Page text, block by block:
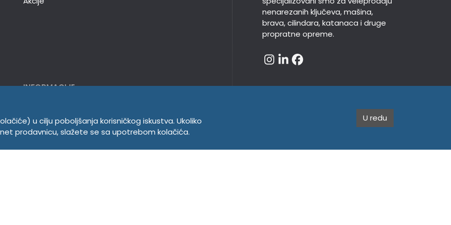
INFORMACIJE
Uslovi korišćenja
Politika privatnosti
nenarezanih ključeva, mašina,
brava, cilindara, katanaca i druge
propratne opreme.
u cilju poboljšanja korisničkog iskustva. Ukoliko
prodavnicu, slažete se sa upotrebom kolačića.
U redu